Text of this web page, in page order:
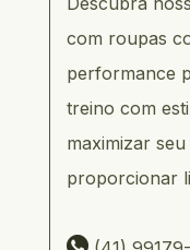
com roupas
performance
treino com
maximizar
proporcionar